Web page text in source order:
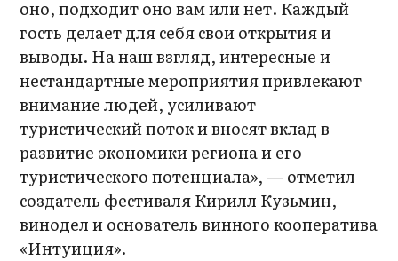
оно, подходит оно вам или нет. Каждый
гость делает для себя свои открытия и
выводы. На наш взгляд, интересные и
нестандартные мероприятия привлекают
внимание людей, усиливают
туристический поток и вносят вклад в
развитие экономики региона и его
туристического потенциала», — отметил
создатель фестиваля Кирилл Кузьмин,
винодел и основатель винного кооператива
«Интуиция».